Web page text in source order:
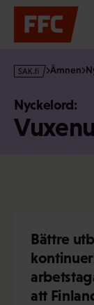
Hoppa
innehållet
s
k
·
f
Ämnen
Nyckelord:
Bättre
att